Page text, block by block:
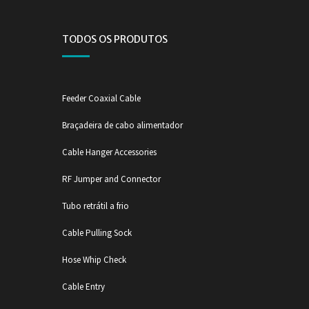
TODOS OS PRODUTOS
Feeder Coaxial Cable
Braçadeira de cabo alimentador
Cable Hanger Accessories
RF Jumper and Connector
Tubo retrátil a frio
Cable Pulling Sock
Hose Whip Check
Cable Entry